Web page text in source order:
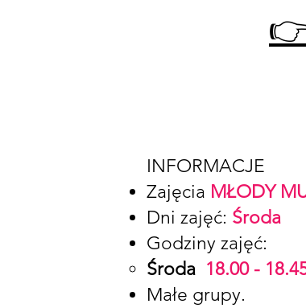
INFORMACJE
Zajęcia MŁODY
Dni zajęć: Środa
Godziny zajęć:
Środa 18.00 -
Małe grupy.